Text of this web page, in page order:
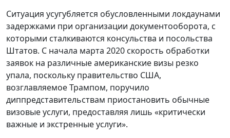
Ситуация усугубляется обусловленными локдаунами
задержками при организации документооборота, с
которыми сталкиваются консульства и посольства
Штатов. С начала марта 2020 скорость обработки
заявок на различные американские визы резко
упала, поскольку правительство США,
возглавляемое Трампом, поручило
диппредставительствам приостановить обычные
визовые услуги, предоставляя лишь «критически
важные и экстренные услуги».